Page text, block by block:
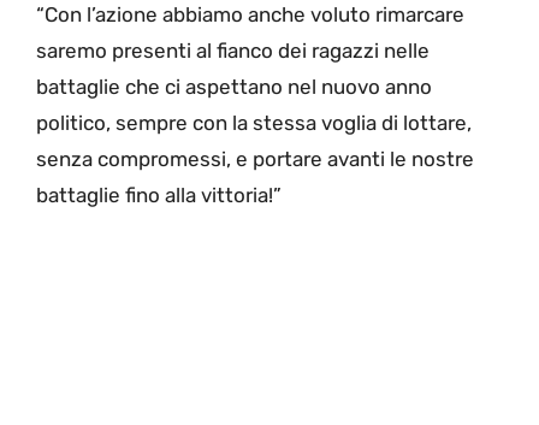
“Con l’azione abbiamo anche voluto rimarcare
saremo presenti al fianco dei ragazzi nelle
battaglie che ci aspettano nel nuovo anno
politico, sempre con la stessa voglia di lottare,
senza compromessi, e portare avanti le nostre
battaglie fino alla vittoria!”